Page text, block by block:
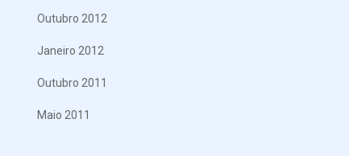
Outubro 2012
Janeiro 2012
Outubro 2011
Maio 2011